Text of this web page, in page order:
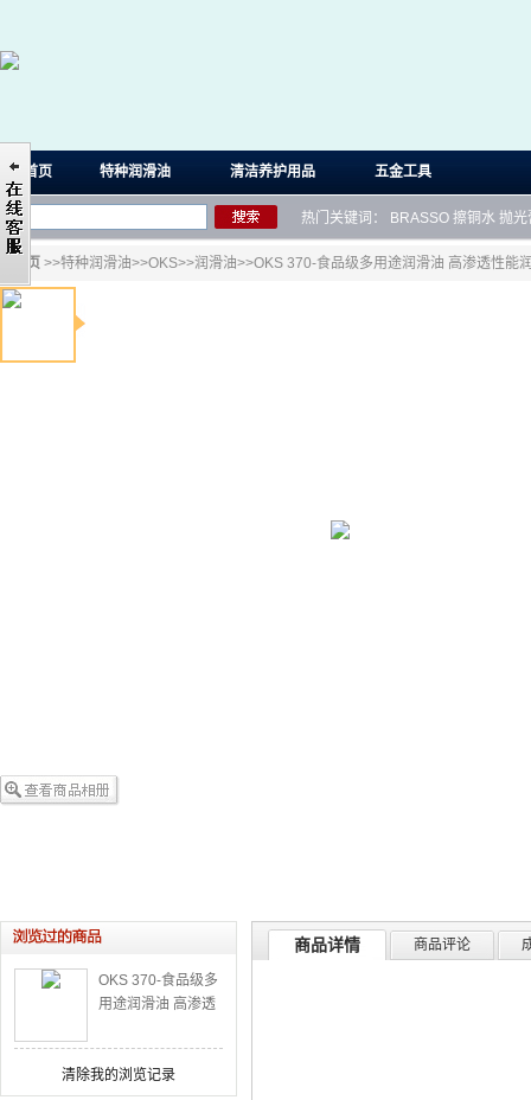
首页 特种润滑油 清洁养护用品 五金工具
热门关键词： BRASSO 擦铜水 抛光
首页 >>特种润滑油>>OKS>>润滑油>>OKS 370-食品级多用途润滑油 高渗透性能
OKS 370-食品级多
用途润滑油 高渗透
润滑油 锈渍溶解油
清除我的浏览记录
商品详情 商品评论